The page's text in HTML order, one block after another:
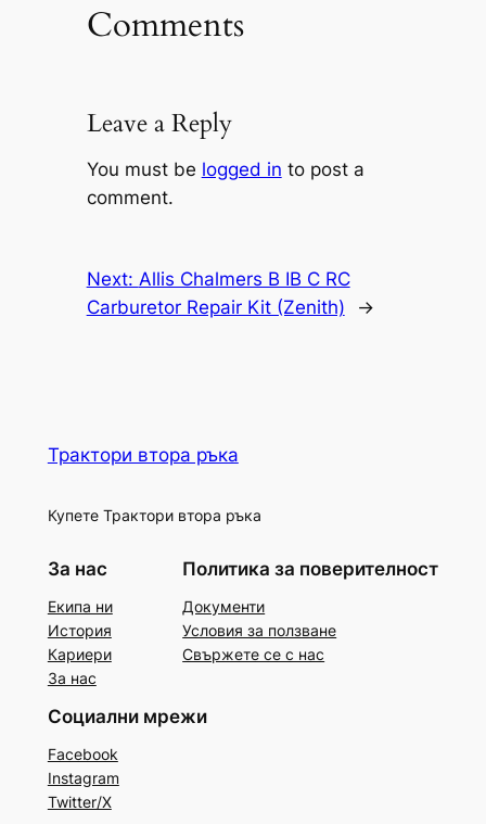
Comments
Leave a Reply
You must be logged in to post a
comment.
Next: Allis Chalmers B IB C RC
Carburetor Repair Kit (Zenith)
→
Трактори втора ръка
Купете Трактори втора ръка
За нас
Екипа ни
История
Кариери
За нас
Политика за поверителност
Документи
Условия за ползване
Свържете се с нас
Социални мрежи
Facebook
Instagram
Twitter/X